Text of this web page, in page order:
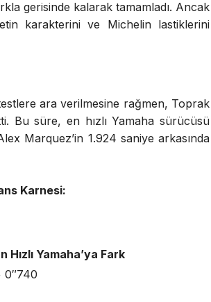
gerisinde kalarak tamamladı. Ancak
karakterini ve Michelin lastiklerini
ara verilmesine rağmen, Toprak
Bu süre, en hızlı Yamaha sürücüsü
Marquez’in 1.924 saniye arkasında
Karnesi:
Hızlı Yamaha’ya Fark
0″740